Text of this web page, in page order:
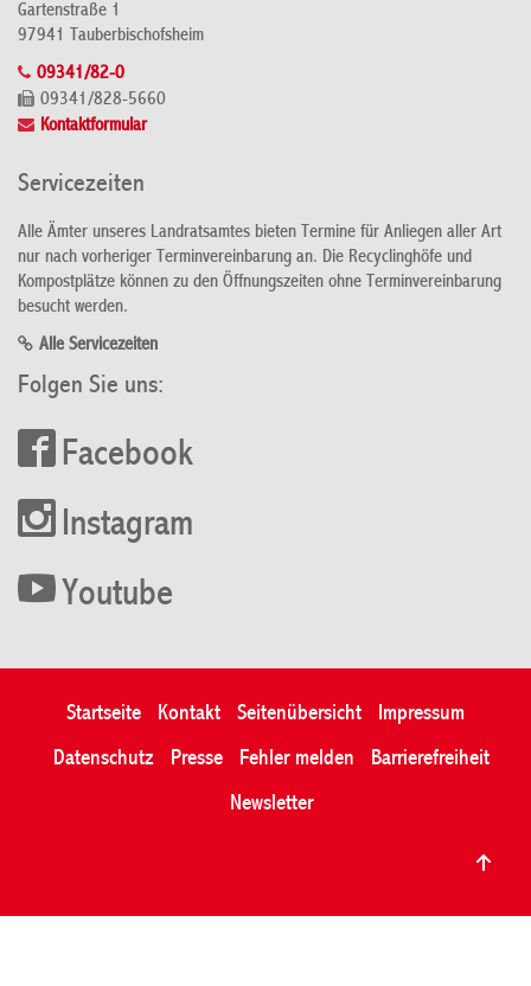
Gartenstraße 1
97941 Tauberbischofsheim
09341/82-0
09341/828-5660
Kontaktformular
Servicezeiten
Alle Ämter unseres Landratsamtes bieten Termine für Anliegen aller Art
nur nach vorheriger Terminvereinbarung an. Die Recyclinghöfe und
Kompostplätze können zu den Öffnungszeiten ohne Terminvereinbarung
besucht werden.
Alle Servicezeiten
Folgen Sie uns:
Facebook
Instagram
Youtube
Startseite Kontakt Seitenübersicht
Impressum
Datenschutz
Presse Fehler melden
Barrierefreiheit
Newsletter